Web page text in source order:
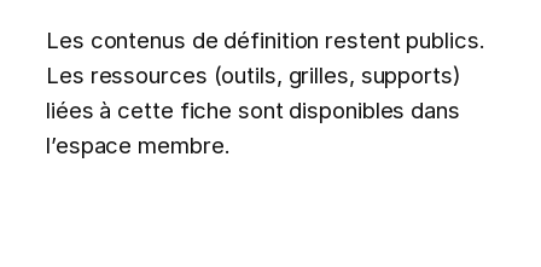
Les contenus de définition restent publics.
Les ressources (outils, grilles, supports)
liées à cette fiche sont disponibles dans
l’espace membre.